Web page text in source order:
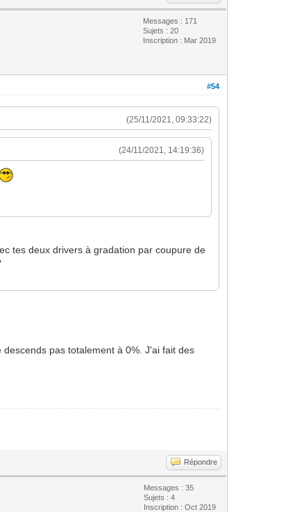
Messages : 171
Sujets : 20
Inscription : Mar 2019
#54
(25/11/2021, 09:33:22)
(24/11/2021, 14:19:36)
tes deux drivers à gradation par coupure de
pas totalement à 0%. J'ai fait des
Répondre
Messages : 35
Sujets : 4
Inscription : Oct 2019